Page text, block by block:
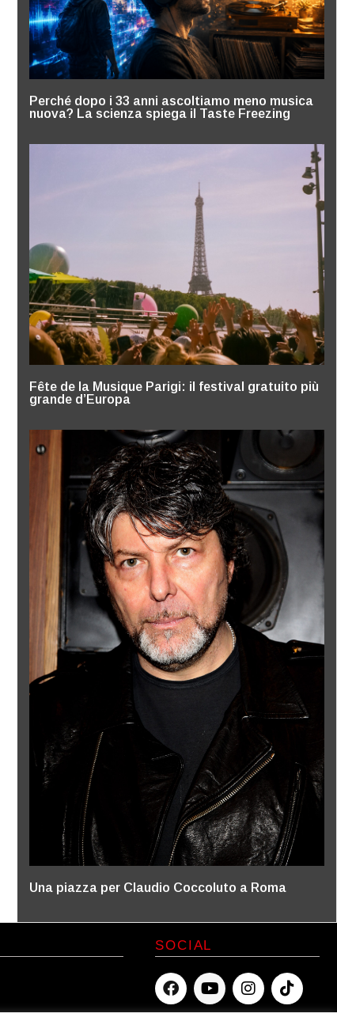
Perché dopo i 33 anni ascoltiamo meno musica
nuova? La scienza spiega il Taste Freezing
Fête de la Musique Parigi: il festival gratuito più
grande d’Europa
Una piazza per Claudio Coccoluto a Roma
SOCIAL